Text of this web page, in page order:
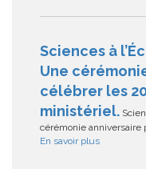
Sciences à
Une
célébrer les
ministériel.
cérémonie anniversaire
En savoir plus